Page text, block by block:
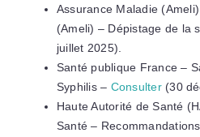
Assurance Maladie
(Ameli) – Dépistage de la
juillet 2025).
Santé publique France –
Syphilis – Consulter(30
Haute Autorité de Santé
Santé –